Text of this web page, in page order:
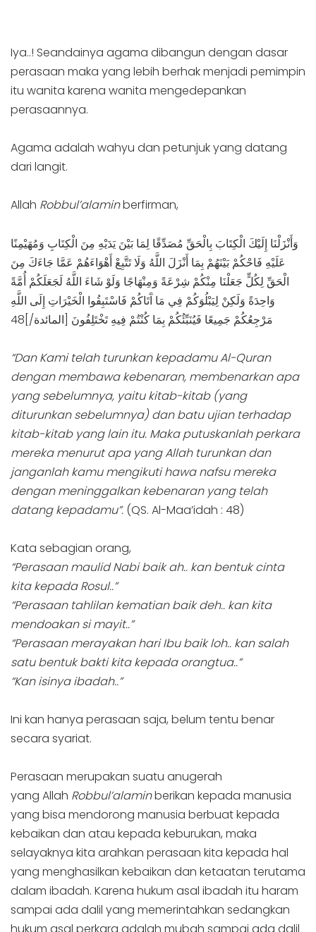
Iya..! Seandainya agama dibangun dengan dasar
perasaan maka yang lebih berhak menjadi pemimpin
itu wanita karena wanita mengedepankan
perasaannya.
Agama adalah wahyu dan petunjuk yang datang
dari langit.
Allah Robbul’alaminberfirman,
وَأَنْزَلْنَا إِلَيْكَ الْكِتَابَ بِالْحَقِّ مُصَدِّقًا لِمَا بَيْنَ يَدَيْهِ مِنَ الْكِتَابِ وَمُهَيْمِنًا
عَلَيْهِ فَاحْكُمْ بَيْنَهُمْ بِمَا أَنْزَلَ اللَّهُ وَلَا تَتَّبِعْ أَهْوَاءَهُمْ عَمَّا جَاءَكَ مِنَ
الْحَقِّ لِكُلٍّ جَعَلْنَا مِنْكُمْ شِرْعَةً وَمِنْهَاجًا وَلَوْ شَاءَ اللَّهُ لَجَعَلَكُمْ أُمَّةً
وَاحِدَةً وَلَكِنْ لِيَبْلُوَكُمْ فِي مَا آَتَاكُمْ فَاسْتَبِقُوا الْخَيْرَاتِ إِلَى اللَّهِ
مَرْجِعُكُمْ جَمِيعًا فَيُنَبِّئُكُمْ بِمَا كُنْتُمْ فِيهِ تَخْتَلِفُونَ [المائدة/]48
“Dan Kami telah turunkan kepadamu Al-Quran
dengan membawa kebenaran, membenarkan apa
yang sebelumnya, yaitu kitab-kitab (yang
diturunkan sebelumnya) dan batu ujian terhadap
kitab-kitab yang lain itu. Maka putuskanlah perkara
mereka menurut apa yang Allah turunkan dan
janganlah kamu mengikuti hawa nafsu mereka
dengan meninggalkan kebenaran yang telah
datang kepadamu”. (QS. Al-Maa’idah : 48)
Kata sebagian orang,
“Perasaan maulid Nabi baik ah.. kan bentuk cinta
kita kepada Rosul..”
“Perasaan tahlilan kematian baik deh.. kan kita
mendoakan si mayit..”
“Perasaan merayakan hari Ibu baik loh.. kan salah
satu bentuk bakti kita kepada orangtua..”
“Kan isinya ibadah..”
Ini kan hanya perasaan saja, belum tentu benar
secara syariat.
Perasaan merupakan suatu anugerah
yang Allah Robbul’alaminberikan kepada manusia
yang bisa mendorong manusia berbuat kepada
kebaikan dan atau kepada keburukan, maka
selayaknya kita arahkan perasaan kita kepada hal
yang menghasilkan kebaikan dan ketaatan terutama
dalam ibadah. Karena hukum asal ibadah itu haram
sampai ada dalil yang memerintahkan sedangkan